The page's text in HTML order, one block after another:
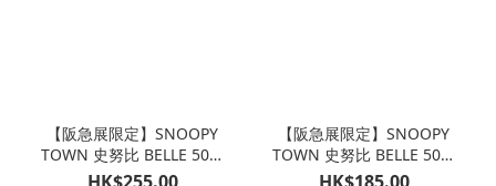
【阪急展限定】SNOOPY
TOWN 史努比 BELLE 50週
年愛心系列 不鏽鋼水杯一個
【阪急展限定】SNOOPY
TOWN 史努比 BELLE 50週
年限定系列 圓形餐碟 陶瓷碟